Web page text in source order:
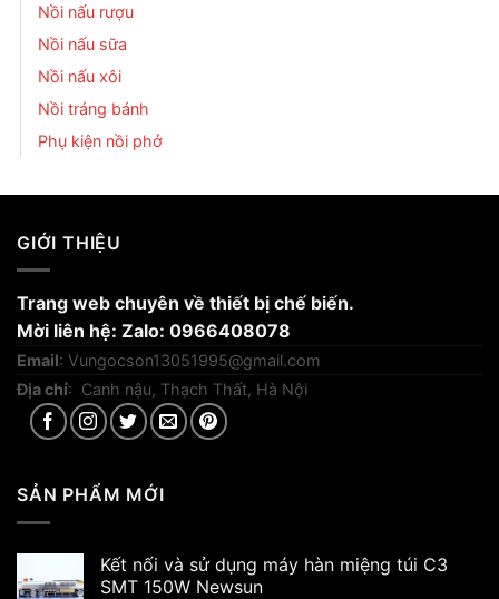
Nồi nấu rượu
Nồi nấu sữa
Nồi nấu xôi
Nồi tráng bánh
Phụ kiện nồi phở
GIỚI THIỆU
Trang web chuyên về thiết bị chế biến.
Mời liên hệ: Zalo: 0966408078
Email: Vungocson13051995@gmail.com
Địa chỉ: Canh nậu, Thạch Thất, Hà Nội
SẢN PHẨM MỚI
Kết nối và sử dụng máy hàn miệng túi C3
SMT 150W Newsun